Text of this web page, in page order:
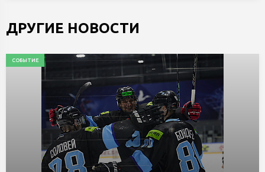
ДРУГИЕ НОВОСТИ
СОБЫТИЕ